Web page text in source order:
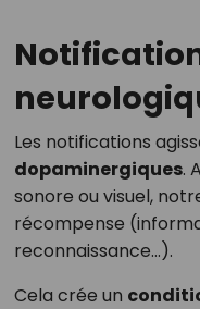
Les notifications
dopaminergiques.
sonore ou visuel,
récompense
reconnaissance…).
Cela crée un